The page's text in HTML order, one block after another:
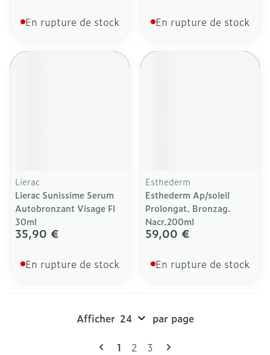
En rupture de stock En rupture de stock
Lierac
Lierac Sunissime Serum
Autobronzant Visage Fl
30ml
35,90 €
En rupture de stock
Esthederm
Esthederm Ap/soleil
Prolongat. Bronzag.
Nacr.200ml
59,00 €
En rupture de stock
Pages
Vous lisez actuellement la page
1 Page
2 Page
3
Afficher par page